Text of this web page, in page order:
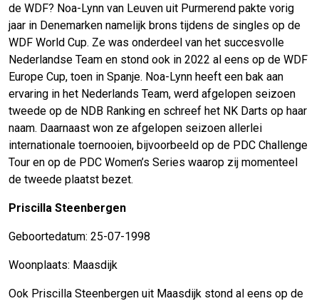
de WDF? Noa-Lynn van Leuven uit Purmerend pakte vorig
jaar in Denemarken namelijk brons tijdens de singles op de
WDF World Cup. Ze was onderdeel van het succesvolle
Nederlandse Team en stond ook in 2022 al eens op de WDF
Europe Cup, toen in Spanje. Noa-Lynn heeft een bak aan
ervaring in het Nederlands Team, werd afgelopen seizoen
tweede op de NDB Ranking en schreef het NK Darts op haar
naam. Daarnaast won ze afgelopen seizoen allerlei
internationale toernooien, bijvoorbeeld op de PDC Challenge
Tour en op de PDC Women’s Series waarop zij momenteel
de tweede plaatst bezet.
Priscilla Steenbergen
Geboortedatum: 25-07-1998
Woonplaats: Maasdijk
Ook Priscilla Steenbergen uit Maasdijk stond al eens op de